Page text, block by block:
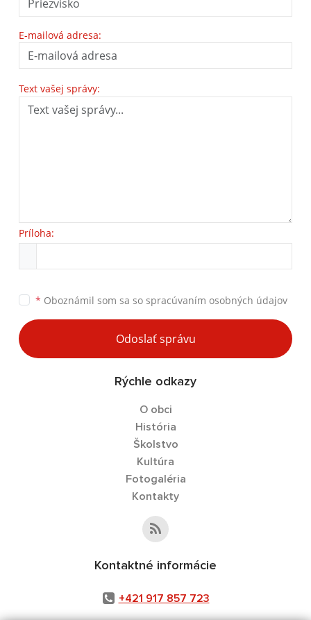
E-mailová adresa:
Text vašej správy:
Príloha:
* Oboznámil som sa so spracúvaním osobných údajov
Odoslať správu
Rýchle odkazy
O obci
História
Školstvo
Kultúra
Fotogaléria
Kontakty
Kontaktné informácie
+421 917 857 723